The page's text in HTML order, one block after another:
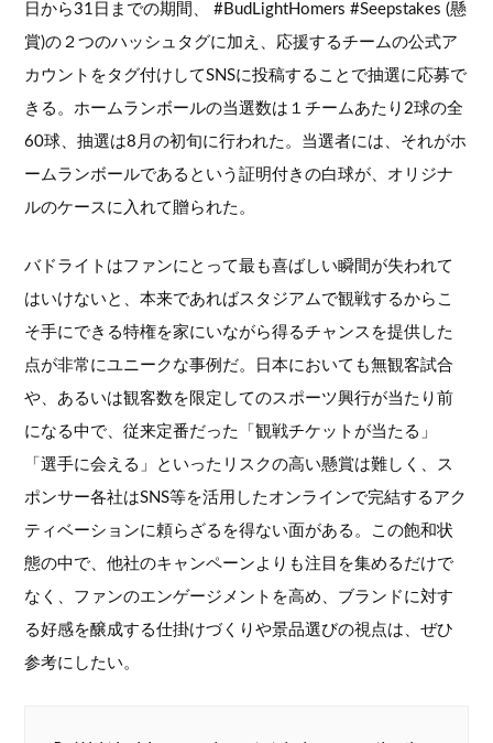
日から31日までの期間、 #BudLightHomers #Seepstakes (懸
賞)の２つのハッシュタグに加え、応援するチームの公式ア
カウントをタグ付けしてSNSに投稿することで抽選に応募で
きる。ホームランボールの当選数は１チームあたり2球の全
60球、抽選は8月の初旬に行われた。当選者には、それがホ
ームランボールであるという証明付きの白球が、オリジナ
ルのケースに入れて贈られた。
バドライトはファンにとって最も喜ばしい瞬間が失われて
はいけないと、本来であればスタジアムで観戦するからこ
そ手にできる特権を家にいながら得るチャンスを提供した
点が非常にユニークな事例だ。日本においても無観客試合
や、あるいは観客数を限定してのスポーツ興行が当たり前
になる中で、従来定番だった「観戦チケットが当たる」
「選手に会える」といったリスクの高い懸賞は難しく、ス
ポンサー各社はSNS等を活用したオンラインで完結するアク
ティベーションに頼らざるを得ない面がある。この飽和状
態の中で、他社のキャンペーンよりも注目を集めるだけで
なく、ファンのエンゲージメントを高め、ブランドに対す
る好感を醸成する仕掛けづくりや景品選びの視点は、ぜひ
参考にしたい。